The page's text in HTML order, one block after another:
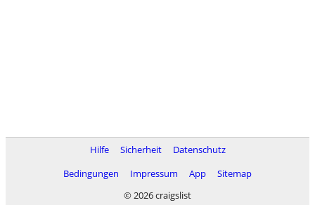
Hilfe Sicherheit
Datenschutz
Bedingungen
Impressum App
Sitemap
© 2026 craigslist